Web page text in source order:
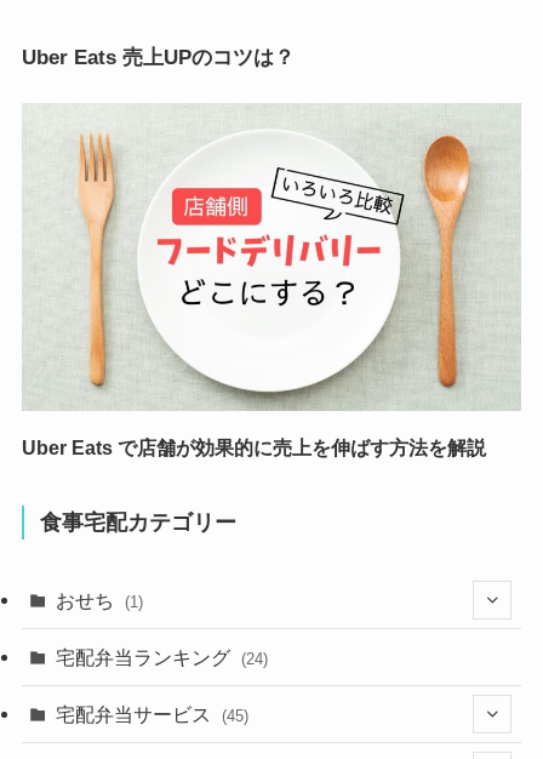
Uber Eats 売上UPのコツは？
Uber Eats で店舗が効果的に売上を伸ばす方法を解説
食事宅配カテゴリー
おせち (1)
(1)
宅配弁当ランキング (24)
宅配弁当サービス (45)